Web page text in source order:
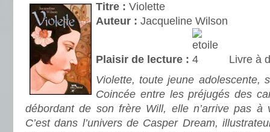
Titre : Violette
Auteur : Jacqueline Wilson
Plaisir de lecture :
Livre à
Violette, toute jeune adolescente,
Coincée entre les préjugés des
débordant de son frère Will, elle n’arrive pas à
C’est dans l’univers de Casper Dream,